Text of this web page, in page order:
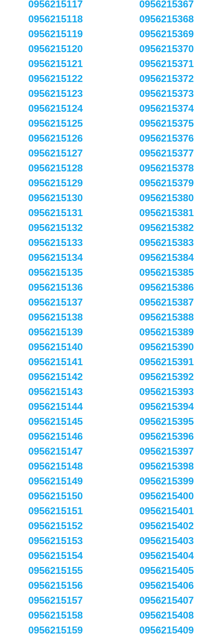
0956215117
0956215118
0956215119
0956215120
0956215121
0956215122
0956215123
0956215124
0956215125
0956215126
0956215127
0956215128
0956215129
0956215130
0956215131
0956215132
0956215133
0956215134
0956215135
0956215136
0956215137
0956215138
0956215139
0956215140
0956215141
0956215142
0956215143
0956215144
0956215145
0956215146
0956215147
0956215148
0956215149
0956215150
0956215151
0956215152
0956215153
0956215154
0956215155
0956215156
0956215157
0956215158
0956215159
0956215367
0956215368
0956215369
0956215370
0956215371
0956215372
0956215373
0956215374
0956215375
0956215376
0956215377
0956215378
0956215379
0956215380
0956215381
0956215382
0956215383
0956215384
0956215385
0956215386
0956215387
0956215388
0956215389
0956215390
0956215391
0956215392
0956215393
0956215394
0956215395
0956215396
0956215397
0956215398
0956215399
0956215400
0956215401
0956215402
0956215403
0956215404
0956215405
0956215406
0956215407
0956215408
0956215409